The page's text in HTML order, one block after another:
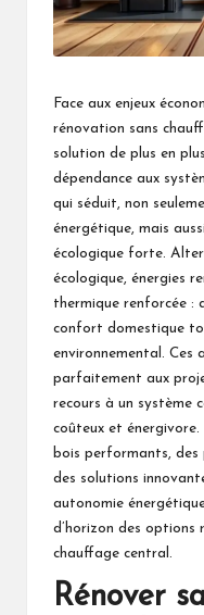
Face aux enjeux
rénovation sans
solution de plus en
dépendance aux
qui séduit, non
énergétique, mais
écologique forte.
écologique, énergies
thermique renforcée :
confort domestique
environnemental. Ces
parfaitement aux
recours à un système
coûteux et
bois performants, des
des solutions
autonomie
d’horizon des options
chauffage central.
Rénover